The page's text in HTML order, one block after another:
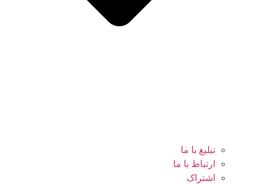
تبلیغ با ما
ارتباط با ما
اشتراک